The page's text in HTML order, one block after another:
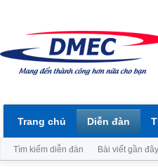
Trang chủ Diễn đàn
Tìm kiếm diễn đàn Bài viết gần đây